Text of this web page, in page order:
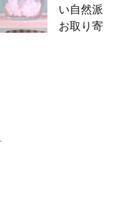
い自然派
お取り寄